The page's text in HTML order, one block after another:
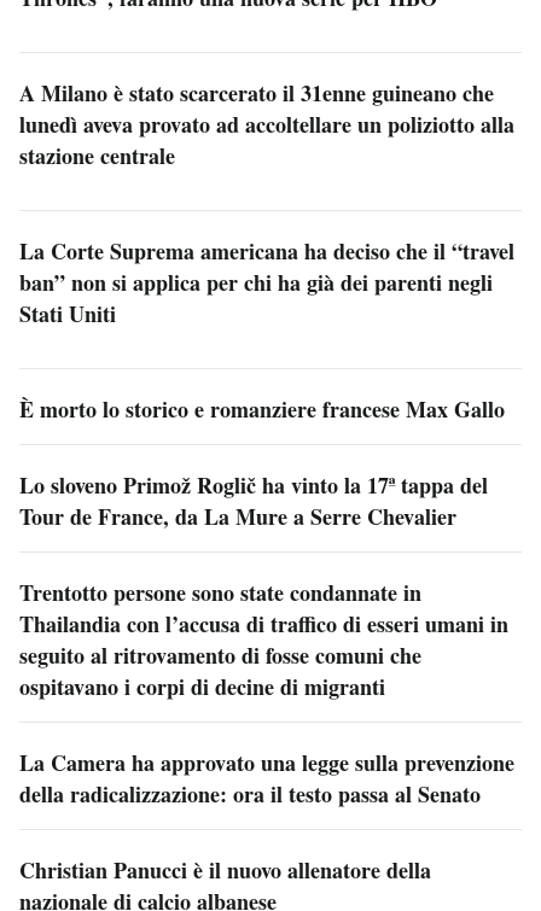
A Milano è stato scarcerato il 31enne guineano che
lunedì aveva provato ad accoltellare un poliziotto alla
stazione centrale
La Corte Suprema americana ha deciso che il “travel
ban” non si applica per chi ha già dei parenti negli
Stati Uniti
È morto lo storico e romanziere francese Max Gallo
Lo sloveno Primož Roglič ha vinto la 17ª tappa del
Tour de France, da La Mure a Serre Chevalier
Trentotto persone sono state condannate in
Thailandia con l’accusa di traffico di esseri umani in
seguito al ritrovamento di fosse comuni che
ospitavano i corpi di decine di migranti
La Camera ha approvato una legge sulla prevenzione
della radicalizzazione: ora il testo passa al Senato
Christian Panucci è il nuovo allenatore della
nazionale di calcio albanese